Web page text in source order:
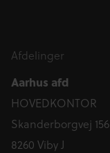
Afdelinger
Aarhus afd
HOVEDKONTOR
Skanderborgvej 156
8260 Viby J